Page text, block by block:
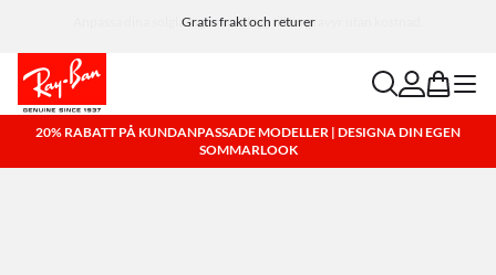
Anpassa dina solglasögon och lägg till en gravyr utan kostnad.
searchaccount
bag menu
20% RABATT PÅ KUNDANPASSADE MODELLER | DESIGNA DIN EGEN
SOMMARLOOK